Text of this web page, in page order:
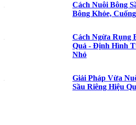
Cách Nuôi Bông
Bông Khỏe,
Cách Ngừa Rụng
Quả - Định Hình
Nhỏ
Giải Pháp Vừa
Sầu Riêng Hiệu